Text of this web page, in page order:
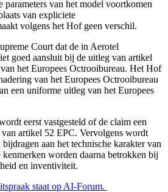
parameters van het model voortkomen
van expliciete
volgens het Hof geen verschil.
Court dat de in Aerotel
goed aansluit bij de uitleg van artikel
het Europees Octrooibureau. Het Hof
van het Europees Octrooibureau
een uniforme uitleg van het Europees
eerst vastgesteld of de claim een
artikel 52 EPC. Vervolgens wordt
aan het technische karakter van
worden daarna betrokken bij
en inventiviteit.
staat op AI-Forum.